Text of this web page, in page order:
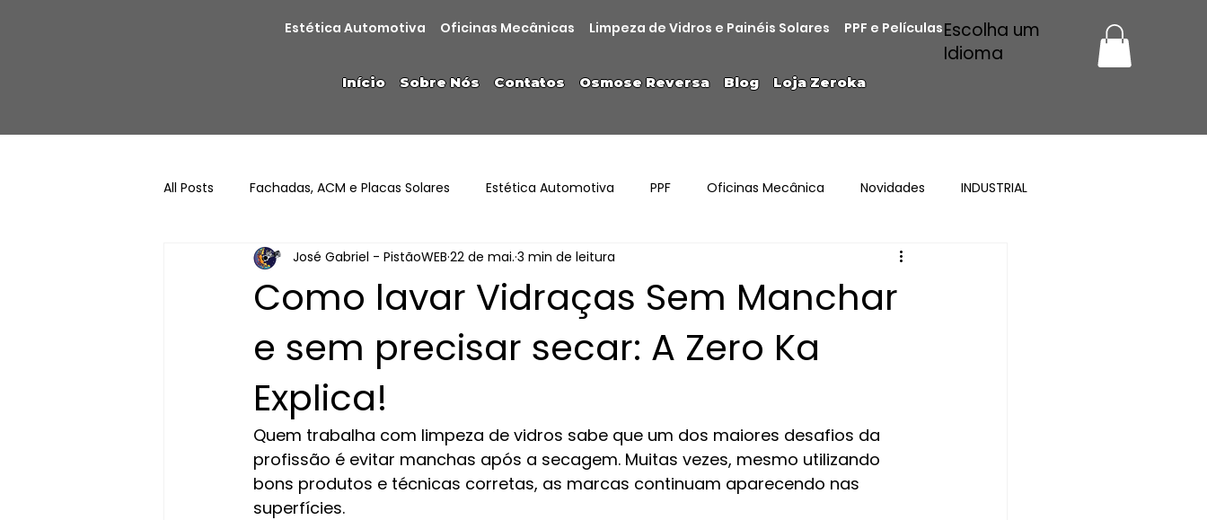
Estética Automotiva Oficinas Mecânicas Limpeza de Vidros e Painéis Solares PPF e PelículasEscolha um
Idioma
Início Sobre Nós Contatos Osmose Reversa Blog Loja Zeroka
All Posts Fachadas, ACM e Placas Solares Estética Automotiva PPF Oficinas Mecânica Novidades INDUSTRIAL
Como lavar Vidraças Sem Manchar
e sem precisar secar: A Zero Ka
Explica!
José Gabriel - PistãoWEB 22 de mai. 3 min de leitura
Quem trabalha com limpeza de vidros sabe que um dos maiores desafios da
profissão é evitar manchas após a secagem. Muitas vezes, mesmo utilizando
bons produtos e técnicas corretas, as marcas continuam aparecendo nas
superfícies.